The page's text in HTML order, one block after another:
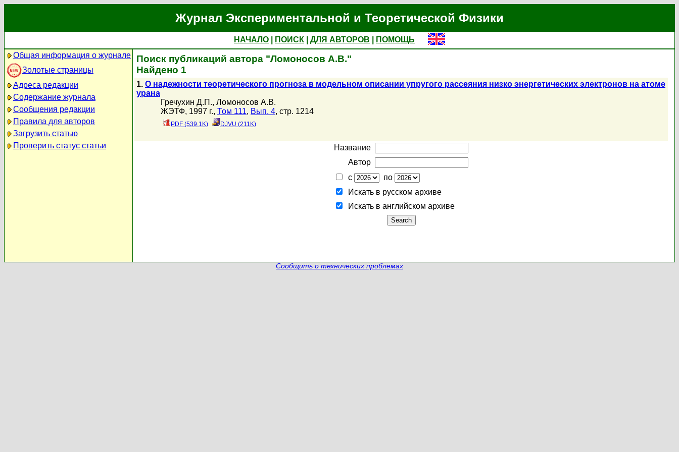
Журнал Экспериментальной и Теоретической Физики
НАЧАЛО ПОИСК ДЛЯ АВТОРОВ
ПОМОЩЬ
Общая информация о журнале
Золотые страницы
Адреса редакции
Содержание журнала
Сообщения редакции
Правила для авторов
Загрузить статью
Проверить статус статьи
Поиск публикаций автора "Ломоносов А.В."
Найдено 1
1. О надежности теоретического прогноза в модельном описании упругого рассеяния низко энергетических электронов на атоме
урана
Гречухин Д.П., Ломоносов А.В.
ЖЭТФ, 1997 г., Том 111, Вып. 4, стр. 1214
PDF (539.1K) DJVU (211K)
Название
Автор
с
по
Искать в русском архиве
Искать в английском архиве
Сообщить о технических проблемах